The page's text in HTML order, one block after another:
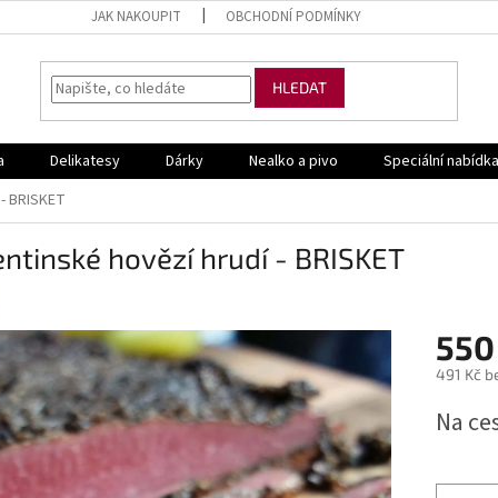
JAK NAKOUPIT OBCHODNÍ PODMÍNKY
HLEDAT
Delikatesy Dárky Nealko a pivo Speciální nabídka
hovězí hrudí - BRISKET
491 Kč
cena:
Na